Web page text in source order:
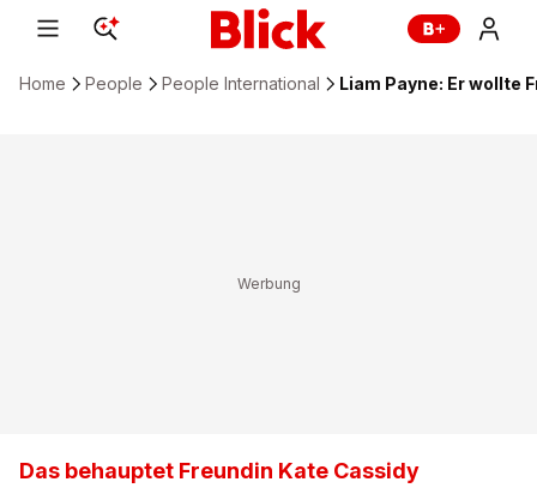
Home People People International Liam Payne: Er wollte
Das behauptet Freundin Kate Cassidy